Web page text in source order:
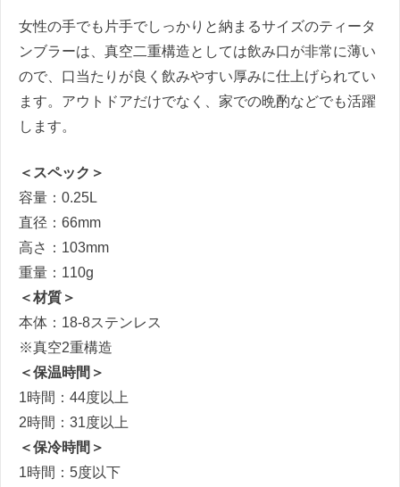
女性の手でも片手でしっかりと納まるサイズのティータ
ンブラーは、真空二重構造としては飲み口が非常に薄い
ので、口当たりが良く飲みやすい厚みに仕上げられてい
ます。アウトドアだけでなく、家での晩酌などでも活躍
します。
＜スペック＞
容量：0.25L
直径：66mm
高さ：103mm
重量：110g
＜材質＞
本体：18-8ステンレス
※真空2重構造
＜保温時間＞
1時間：44度以上
2時間：31度以上
＜保冷時間＞
1時間：5度以下